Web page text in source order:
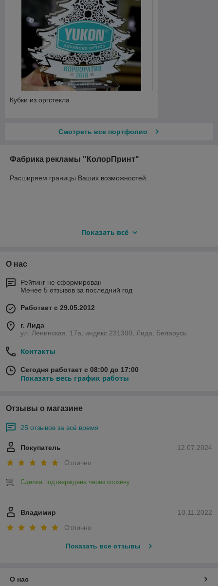
Кубки из оргстекла
Смотреть все портфолио
Фабрика рекламы "КолорПринт"
Расширяем границы Ваших возможностей.
Показать всё
О нас
Рейтинг не сформирован
Менее 5 отзывов за последний год
Работает с 29.05.2012
г. Лида
ул. Ленинская, 17а, индекс 231300, Лида, Беларусь
Контакты
Сегодня работает с 08:00 до 17:00
Показать весь график работы
Отзывы о магазине
25 отзывов за всё время
12.07.2024
Покупатель
Отлично
Сделка подтверждена через корзину
10.11.2022
Владимир
Отлично
Показать все отзывы
О нас